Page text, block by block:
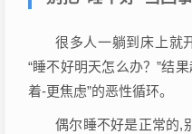
很多人一躺到床上就
“睡不好明天怎么办？”结
着-更焦虑”的恶性循环。
偶尔睡不好是正常的,